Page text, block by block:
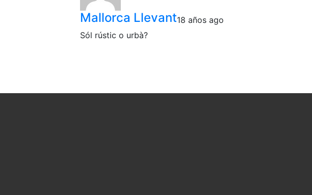
Mallorca Llevant18 años ago
Sól rústic o urbà?